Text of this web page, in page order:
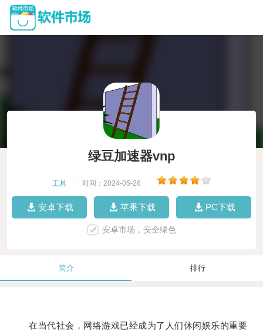
绿豆加速器vnp
工具 时间：2024-05-26
安卓下载 苹果下载 PC下载
安卓市场，安全绿色
简介 排行
在当代社会，网络游戏已经成为了人们休闲娱乐的重要